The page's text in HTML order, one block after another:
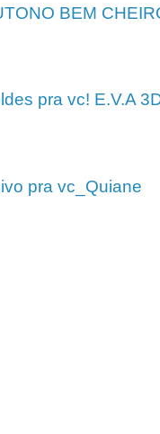
BEM
pra vc! E.V.A
pra vc_Quiane